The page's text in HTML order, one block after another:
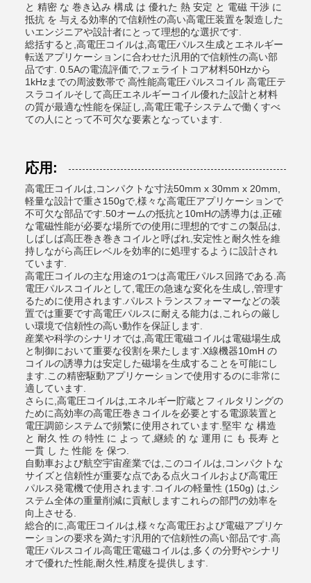
と 精密 な 巻き込み 構成 は 優れた 熱 安定 と 電磁 干渉 に
抵抗 を 与える効率的で信頼性の高い高電圧装置を製造した
いエンジニアや設計者にとって理想的な選択です.
総括すると,高電圧コイルは,高電圧パルス生成とエネルギー
転送アプリケーションに合わせた汎用的で信頼性の高い部
品です. 0.5Aの電流評価で,フェライトコア材料50Hzから
1kHzまでの周波数帯で 高性能高電圧パルスコイル 高電圧テ
スラコイルそして高圧エネルギーコイル優れた設計と材料
の質が最適な性能を保証し,高電圧電子システムで働くすべ
ての人にとって不可欠な要素となっています.
応用:
高電圧コイルは,コンパクトな寸法50mm x 30mm x 20mm,
軽量な設計で重さ150gで,様々な高電圧アプリケーションで
不可欠な部品です.50オームの抵抗と10mHの誘導力は,正確
な電磁性能が必要な場所での使用に理想的ですこの製品は,
しばしば高圧巻き巻きコイルと呼ばれ,安定性と耐久性を維
持しながら高圧レベルを効率的に処理するように設計され
ています.
高電圧コイルの主な用途の1つは高電圧パルス回路である.高
電圧パルスコイルとして,電圧の急速な変化を生成し,管理す
るために使用されます.パルストランスフォーマーなどの装
置では重要です高電圧パルスに耐える能力は,これらの厳し
い環境で信頼性の高い動作を保証します.
産業や科学のシナリオでは,高電圧電磁コイルは電磁場生成
と制御において重要な役割を果たします.X線機器10mH の
コイルの誘導力は安定した磁場を生成することを可能にし
ます.この精密駆動アプリケーションで使用するのに非常に
適しています.
さらに,高電圧コイルは,エネルギー貯蔵とフィルタリングの
ために高効率の高電圧巻きコイルを必要とする電源装置と
電圧調節システムで頻繁に使用されています.堅牢 な 構造
と 耐久 性 の 特性 に よっ て,継続 的 な 運用 に も 長寿 と
一貫 し た 性能 を 保つ.
自動車および航空宇宙産業では,このコイルは,コンパクトな
サイズと信頼性が重要な点である点火コイルおよび高電圧
パルス発電機で使用されます.コイルの軽量性 (150g) は,シ
ステム全体の重量削減に貢献しますこれらの部門の効率を
向上させる.
総合的に,高電圧コイルは,様々な高電圧および電磁アプリケ
ーションの要求を満たす汎用的で信頼性の高い部品です.高
電圧パルスコイル高電圧電磁コイルは,多くの分野やシナリ
オで優れた性能,耐久性,精度を提供します.